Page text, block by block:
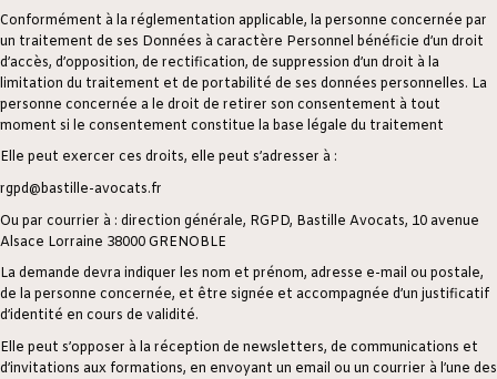
Conformément à la réglementation applicable, la personne concernée par
un traitement de ses Données à caractère Personnel bénéficie d’un droit
d’accès, d’opposition, de rectification, de suppression d’un droit à la
limitation du traitement et de portabilité de ses données personnelles. La
personne concernée a le droit de retirer son consentement à tout
moment si le consentement constitue la base légale du traitement
Elle peut exercer ces droits, elle peut s’adresser à :
rgpd@bastille-avocats.fr
Ou par courrier à : direction générale, RGPD, Bastille Avocats, 10 avenue
Alsace Lorraine 38000 GRENOBLE
La demande devra indiquer les nom et prénom, adresse e-mail ou postale,
de la personne concernée, et être signée et accompagnée d’un justificatif
d’identité en cours de validité.
Elle peut s’opposer à la réception de newsletters, de communications et
d’invitations aux formations, en envoyant un email ou un courrier à l’une des